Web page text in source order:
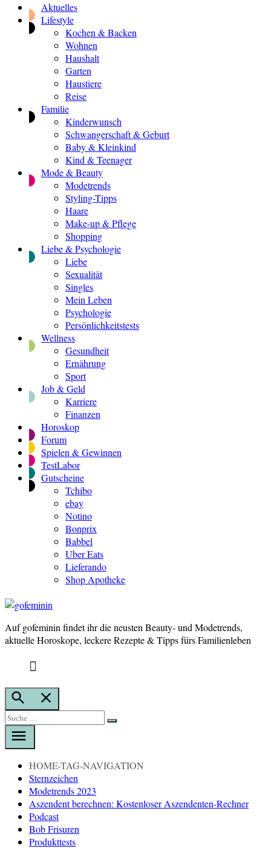
Aktuelles
Lifestyle
Kochen & Backen
Wohnen
Haushalt
Garten
Haustiere
Reise
Familie
Kinderwunsch
Schwangerschaft & Geburt
Baby & Kleinkind
Kind & Teenager
Mode & Beauty
Modetrends
Styling-Tipps
Haare
Make-up & Pflege
Shopping
Liebe & Psychologie
Liebe
Sexualität
Singles
Mein Leben
Psychologie
Persönlichkeitstests
Wellness
Gesundheit
Ernährung
Sport
Job & Geld
Karriere
Finanzen
Horoskop
Forum
Spielen & Gewinnen
TestLabor
Gutscheine
Tchibo
ebay
Notino
Bonprix
Babbel
Uber Eats
Lieferando
Shop Apotheke
gofeminin
Auf gofeminin findet ihr die neusten Beauty- und Modetrends,
aktuelle Horoskope, leckere Rezepte & Tipps fürs Familienleben
Suche
öffnen
Suche
nach:
Suche
HOME-TAG-NAVIGATION
Sternzeichen
Modetrends 2023
Aszendent berechnen: Kostenloser Aszendenten-Rechner
Podcast
Bob Frisuren
Produkttests